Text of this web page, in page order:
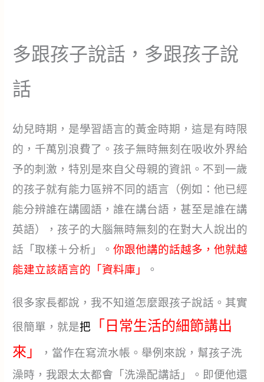
多跟孩子說話，多跟孩子說
話
幼兒時期，是學習語言的黃金時期，這是有時限
的，千萬別浪費了。孩子無時無刻在吸收外界給
予的刺激，特別是來自父母親的資訊。不到一歲
的孩子就有能力區辨不同的語言（例如：他已經
能分辨誰在講國語，誰在講台語，甚至是誰在講
英語），孩子的大腦無時無刻的在對大人說出的
話「取樣＋分析」。你跟他講的話越多，他就越
能建立該語言的「資料庫」
。
很多家長都說，我不知道怎麼跟孩子說話。其實
很簡單，就是把
「日常生活的細節講出
來」
，當作在寫流水帳。舉例來說，幫孩子洗
澡時，我跟太太都會「洗澡配講話」。即便他還